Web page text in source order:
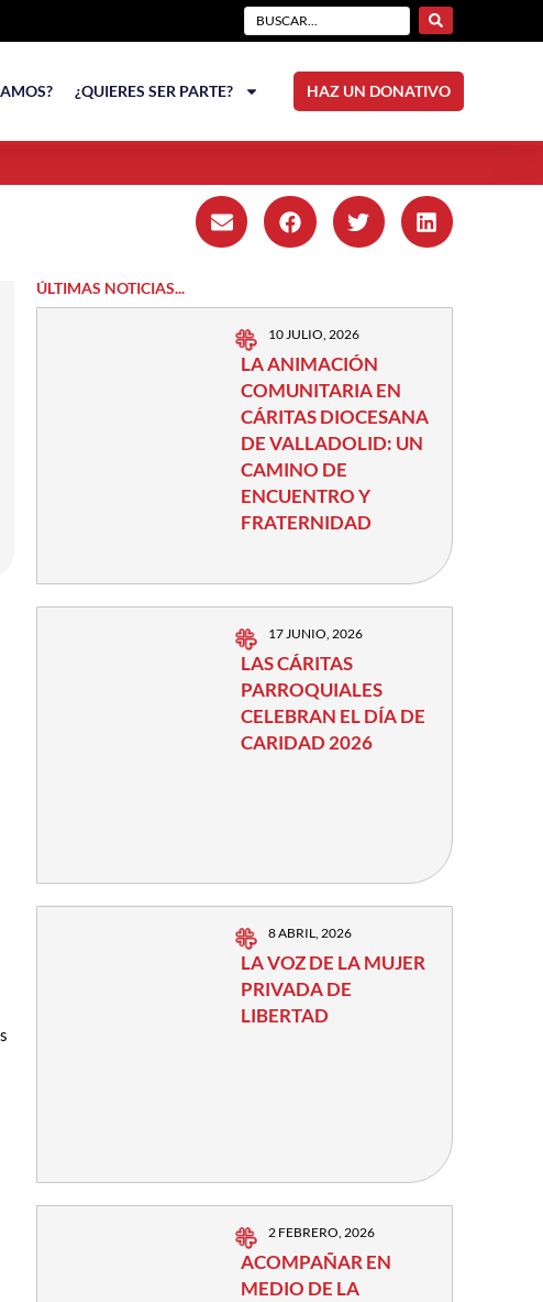
¿QUIERES SER PARTE? HAZ UN DONATIVO
ÚLTIMAS NOTICIAS...
10 JULIO, 2026
LA ANIMACIÓN
COMUNITARIA EN
CÁRITAS DIOCESANA
DE VALLADOLID: UN
CAMINO DE
ENCUENTRO Y
FRATERNIDAD
17 JUNIO, 2026
LAS CÁRITAS
PARROQUIALES
CELEBRAN EL DÍA DE
CARIDAD 2026
8 ABRIL, 2026
LA VOZ DE LA MUJER
PRIVADA DE
LIBERTAD
2 FEBRERO, 2026
ACOMPAÑAR EN
MEDIO DE LA